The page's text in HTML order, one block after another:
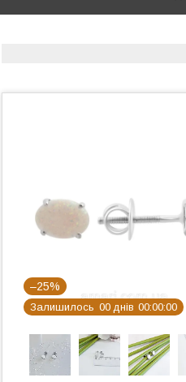
–25%
Залишилось 00 днів 00 00 00